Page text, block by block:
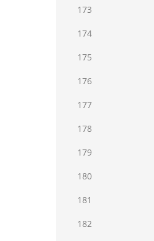
173
174
175
176
177
178
179
180
181
182